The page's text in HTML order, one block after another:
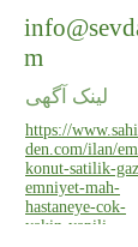
m
لینک آگهی
https://
den.com/ilan/
konut-satilik-
emniyet-mah-
hastaneye-cok-
yakin-yapili-